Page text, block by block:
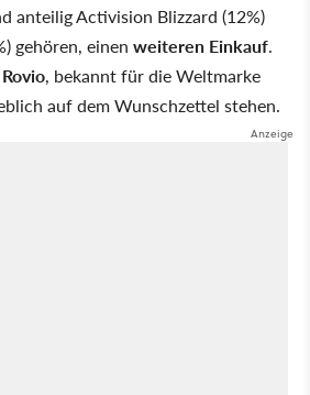
anteilig Activision Blizzard (12%)
gehören, einen weiteren Einkauf.
Rovio, bekannt für die Weltmarke
auf dem Wunschzettel stehen.